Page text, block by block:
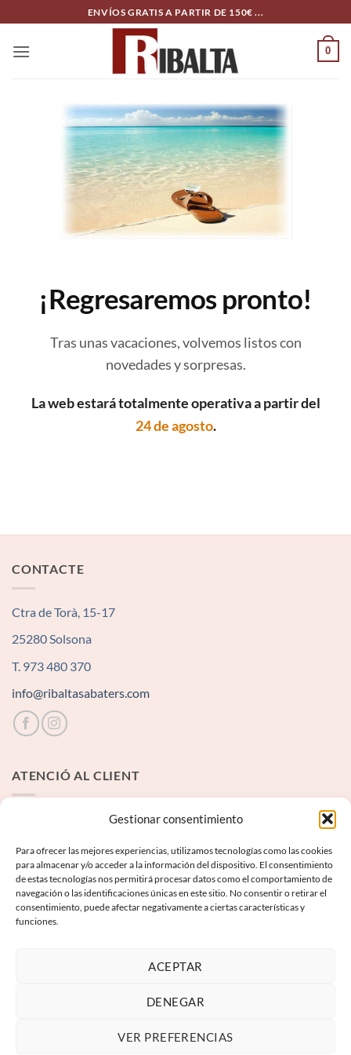
Gestionar consentimiento
Para ofrecer las mejores experiencias, utilizamos tecnologías como las cookies
para almacenar y/o acceder a la información del dispositivo. El consentimiento
de estas tecnologías nos permitirá procesar datos como el comportamiento de
navegación o las identificaciones únicas en este sitio. No consentir o retirar el
consentimiento, puede afectar negativamente a ciertas características y
funciones.
ACEPTAR
DENEGAR
VER PREFERENCIAS
to
content
ENVÍOS GRATIS A PARTIR DE 150€ ...
0
¡Regresaremos pronto!
Tras unas vacaciones, volvemos listos con
novedades y sorpresas.
La web estará totalmente operativa a partir del
24 de agosto.
CONTACTE
Ctra de Torà, 15-17
25280 Solsona
T. 973 480 370
info@ribaltasabaters.com
ATENCIÓ AL CLIENT
INFORMACIÓ LEGAL
Avís Legal